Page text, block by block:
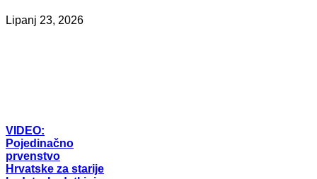
Lipanj 23, 2026
VIDEO:
Pojedinačno
prvenstvo
Hrvatske za starije